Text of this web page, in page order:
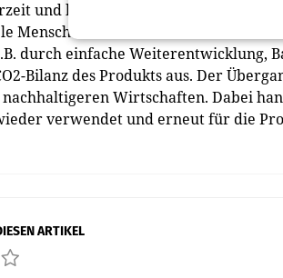
und kostengünstig verfügbar zu
Menschen für sinnvolle
durch einfache Weiterentwicklung,
Bilanz des Produkts aus. Der
Wirtschaften. Dabei
verwendet und erneut für die
ARTIKEL